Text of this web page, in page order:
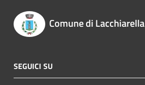
Comune di Lacchiarella
SEGUICI SU